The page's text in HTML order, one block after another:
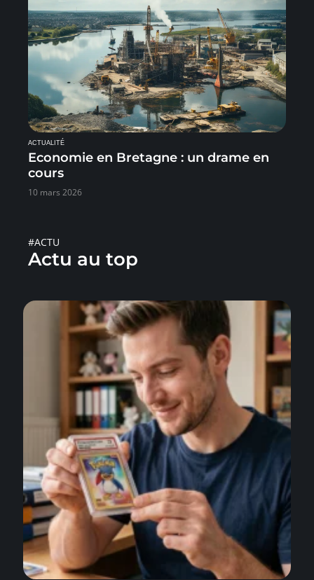
ACTUALITÉ
Economie en Bretagne : un drame en
cours
10 mars 2026
#ACTU
Actu au top